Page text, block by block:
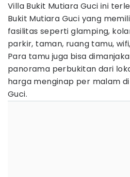
Villa Bukit Mutiara Guci ini
Bukit Mutiara Guci yang
fasilitas seperti glamping,
parkir, taman, ruang tamu,
Para tamu juga bisa
panorama perbukitan dari
harga menginap per malam
Guci.